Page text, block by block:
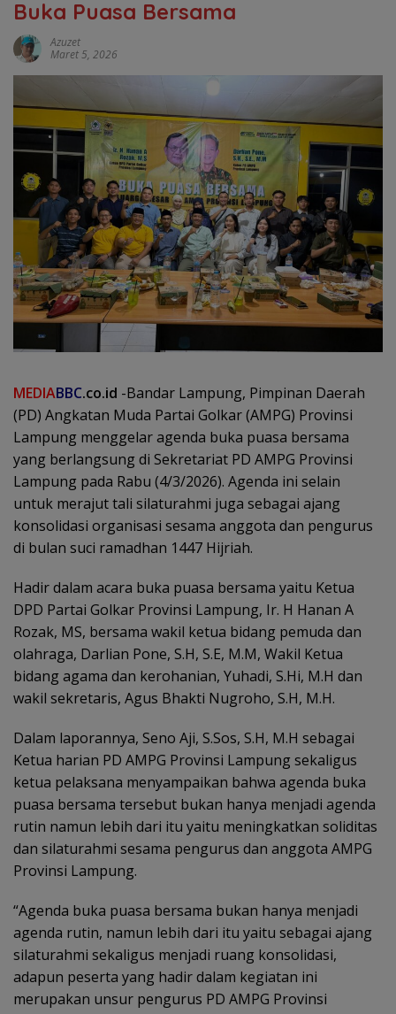
Buka Puasa Bersama
Azuzet
Maret 5, 2026
MEDIABBC.co.id -Bandar Lampung, Pimpinan Daerah
(PD) Angkatan Muda Partai Golkar (AMPG) Provinsi
Lampung menggelar agenda buka puasa bersama
yang berlangsung di Sekretariat PD AMPG Provinsi
Lampung pada Rabu (4/3/2026). Agenda ini selain
untuk merajut tali silaturahmi juga sebagai ajang
konsolidasi organisasi sesama anggota dan pengurus
di bulan suci ramadhan 1447 Hijriah.
Hadir dalam acara buka puasa bersama yaitu Ketua
DPD Partai Golkar Provinsi Lampung, Ir. H Hanan A
Rozak, MS, bersama wakil ketua bidang pemuda dan
olahraga, Darlian Pone, S.H, S.E, M.M, Wakil Ketua
bidang agama dan kerohanian, Yuhadi, S.Hi, M.H dan
wakil sekretaris, Agus Bhakti Nugroho, S.H, M.H.
Dalam laporannya, Seno Aji, S.Sos, S.H, M.H sebagai
Ketua harian PD AMPG Provinsi Lampung sekaligus
ketua pelaksana menyampaikan bahwa agenda buka
puasa bersama tersebut bukan hanya menjadi agenda
rutin namun lebih dari itu yaitu meningkatkan soliditas
dan silaturahmi sesama pengurus dan anggota AMPG
Provinsi Lampung.
“Agenda buka puasa bersama bukan hanya menjadi
agenda rutin, namun lebih dari itu yaitu sebagai ajang
silaturahmi sekaligus menjadi ruang konsolidasi,
adapun peserta yang hadir dalam kegiatan ini
merupakan unsur pengurus PD AMPG Provinsi